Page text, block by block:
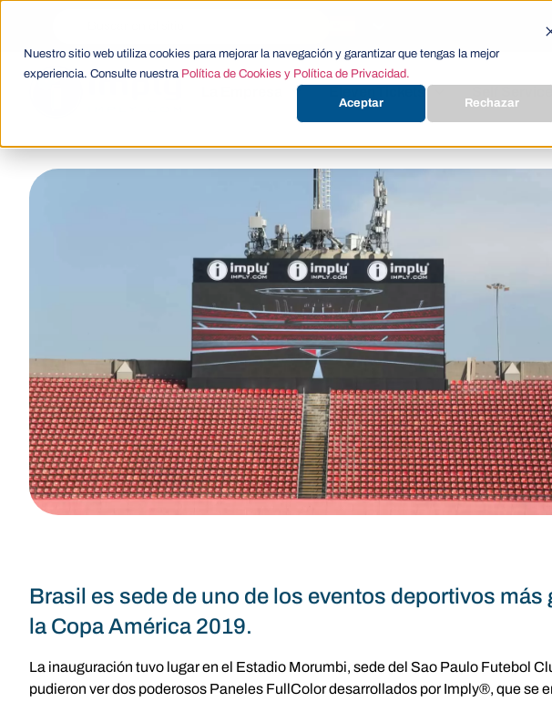
Nuestro sitio web utiliza cookies para mejorar la navegación y garantizar que tengas la mejor
experiencia. Consulte nuestra Política de Cookies y Política de Privacidad.
Aceptar Rechazar
ElevenTickets Self
Brasil es sede de uno de los eventos deportivos
la Copa América 2019.
La inauguración tuvo lugar en el Estadio Morumbi, sede del Sao Paulo Futebol
pudieron ver dos poderosos Paneles FullColor desarrollados por Imply®, que se